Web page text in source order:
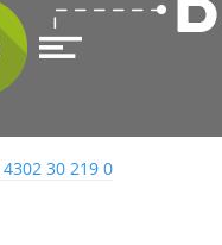
30 219 0